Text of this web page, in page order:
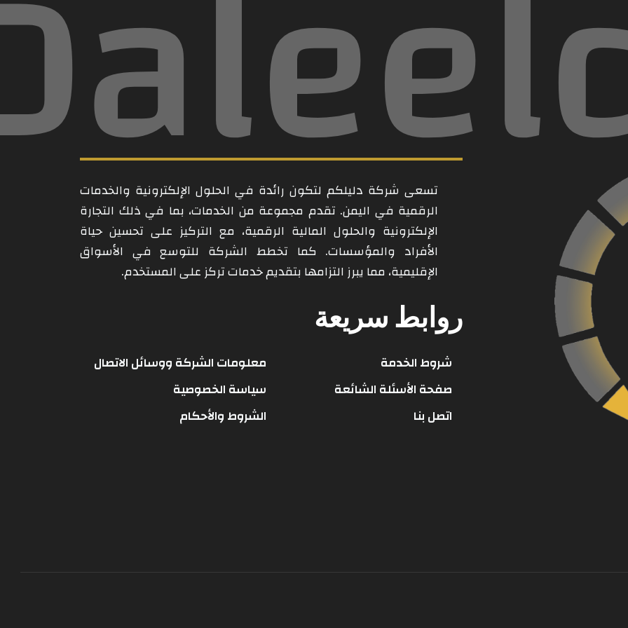
تسعى شركة دليلكم لتكون رائدة في الحلول الإلكترونية والخدمات
الرقمية في اليمن. تقدم مجموعة من الخدمات، بما في ذلك التجارة
الإلكترونية والحلول المالية الرقمية، مع التركيز على تحسين حياة
الأفراد والمؤسسات. كما تخطط الشركة للتوسع في الأسواق
الإقليمية، مما يبرز التزامها بتقديم خدمات تركز على المستخدم.
روابط سريعة
معلومات الشركة ووسائل الاتصال
شروط الخدمة
سياسة الخصوصية
صفحة الأسئلة الشائعة
الشروط والأحكام
اتصل بنا